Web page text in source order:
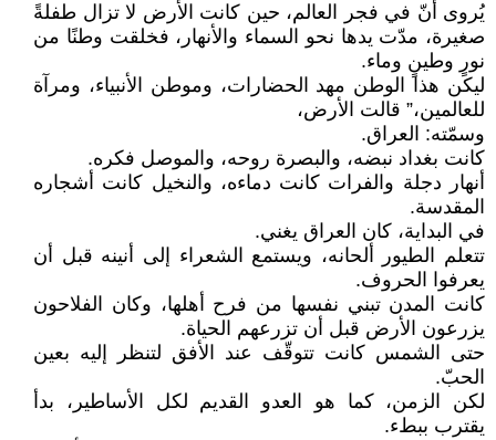
يُروى أنّ في فجر العالم، حين كانت الأرض لا تزال طفلةً
صغيرة، مدّت يدها نحو السماء والأنهار، فخلقت وطنًا من
نورٍ وطينٍ وماء.
ليكن هذا الوطن مهد الحضارات، وموطن الأنبياء، ومرآة
للعالمين،” قالت الأرض،
وسمّته: العراق.
كانت بغداد نبضه، والبصرة روحه، والموصل فكره.
أنهار دجلة والفرات كانت دماءه، والنخيل كانت أشجاره
المقدسة.
في البداية، كان العراق يغني.
تتعلم الطيور ألحانه، ويستمع الشعراء إلى أنينه قبل أن
يعرفوا الحروف.
كانت المدن تبني نفسها من فرح أهلها، وكان الفلاحون
يزرعون الأرض قبل أن تزرعهم الحياة.
حتى الشمس كانت تتوقّف عند الأفق لتنظر إليه بعين
الحبّ.
لكن الزمن، كما هو العدو القديم لكل الأساطير، بدأ
يقترب ببطء.